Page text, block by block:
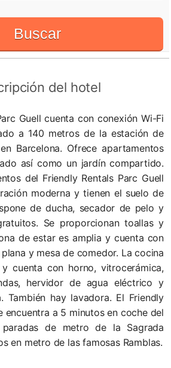
Buscar
del hotel
Guell cuenta con conexión Wi-Fi
a 140 metros de la estación de
Barcelona. Ofrece apartamentos
así como un jardín compartido.
del Friendly Rentals Parc Guell
moderna y tienen el suelo de
de ducha, secador de pelo y
Se proporcionan toallas y
de estar es amplia y cuenta con
y mesa de comedor. La cocina
cuenta con horno, vitrocerámica,
hervidor de agua eléctrico y
También hay lavadora. El Friendly
encuentra a 5 minutos en coche del
de metro de la Sagrada
en metro de las famosas Ramblas.